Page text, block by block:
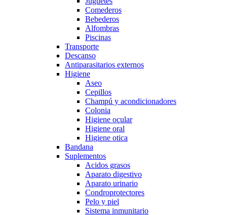
Comederos
Bebederos
Alfombras
Piscinas
Transporte
Descanso
Antiparasitarios externos
Higiene
Aseo
Cepillos
Champú y acondicionadores
Colonia
Higiene ocular
Higiene oral
Higiene otica
Bandana
Suplementos
Acidos grasos
Aparato digestivo
Aparato urinario
Condroprotectores
Pelo y piel
Sistema inmunitario